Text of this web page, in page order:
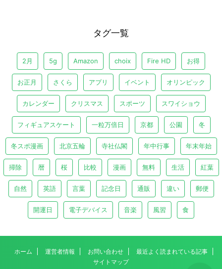
タグ一覧
2月 5g Amazon choix Fire HD お得
お正月 さくら アプリ イベント オリンピック
カレンダー クリスマス スポーツ スワイショウ
フィギュアスケート 一粒万倍日 京都 公園 冬
冬スポ漫画 北京五輪 寺社仏閣 年中行事 年末年始
掃除 暦 桜 比較 漫画 無料 生活 紅葉
自然 英語 言葉 記念日 通販 違い 郵便
開運日 電子デバイス 音楽 風習 食
ホーム 運営者情報 お問い合わせ
最近よく読まれている記事
サイトマップ